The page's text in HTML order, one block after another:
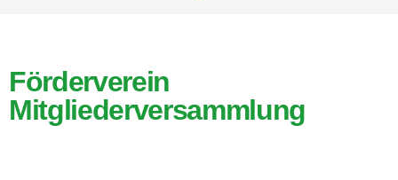
Förderverein
Mitgliederversammlung